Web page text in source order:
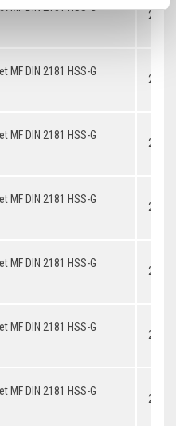
MF DIN 2181 HSS-G
MF DIN 2181 HSS-G
MF DIN 2181 HSS-G
MF DIN 2181 HSS-G
MF DIN 2181 HSS-G
MF DIN 2181 HSS-G
MF DIN 2181 HSS-G